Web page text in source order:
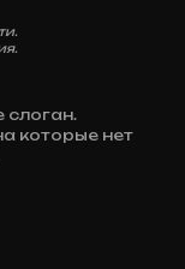
слоган.
которые нет